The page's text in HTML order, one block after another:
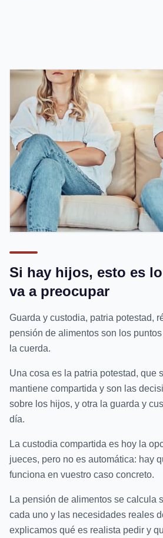
Si hay hijos, esto es
va a preocupar
Guarda y custodia, patria potestad,
pensión de alimentos son los
la cuerda.
Una cosa es la patria potestad, que
mantiene compartida y son las
sobre los hijos, y otra la guarda y
día.
La custodia compartida es hoy la
jueces, pero no es automática: hay
funciona en vuestro caso concreto.
La pensión de alimentos se calcula
cada uno y las necesidades reales
explicamos qué es realista pedir y